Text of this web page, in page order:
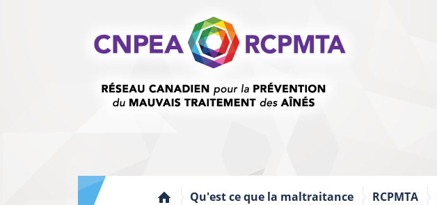
Qu'est ce que la maltraitance RCPMTA